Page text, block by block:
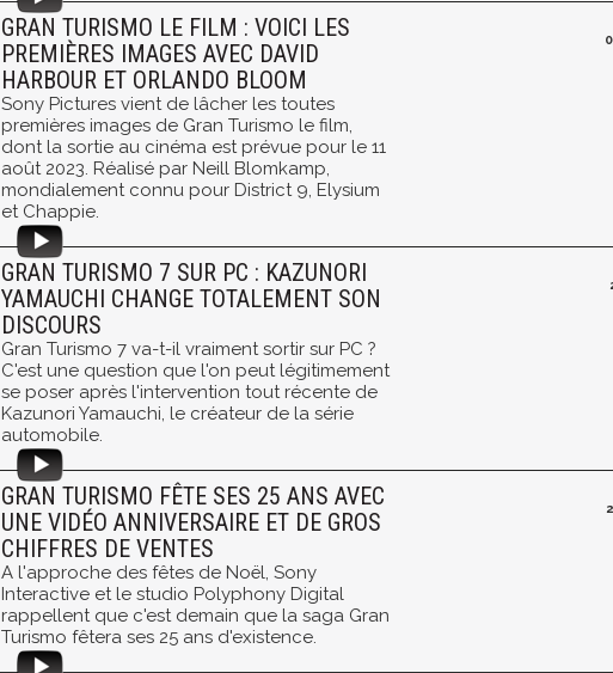
GRAN TURISMO LE FILM : VOICI LES
PREMIÈRES IMAGES AVEC DAVID
HARBOUR ET ORLANDO BLOOM
Sony Pictures vient de lâcher les toutes
premières images de Gran Turismo le film,
dont la sortie au cinéma est prévue pour le 11
août 2023. Réalisé par Neill Blomkamp,
mondialement connu pour District 9, Elysium
et Chappie.
GRAN TURISMO 7 SUR PC : KAZUNORI
YAMAUCHI CHANGE TOTALEMENT SON
DISCOURS
Gran Turismo 7 va-t-il vraiment sortir sur PC ?
C'est une question que l'on peut légitimement
se poser après l'intervention tout récente de
Kazunori Yamauchi, le créateur de la série
automobile.
GRAN TURISMO FÊTE SES 25 ANS AVEC
UNE VIDÉO ANNIVERSAIRE ET DE GROS
CHIFFRES DE VENTES
A l'approche des fêtes de Noël, Sony
Interactive et le studio Polyphony Digital
rappellent que c'est demain que la saga Gran
Turismo fêtera ses 25 ans d'existence.